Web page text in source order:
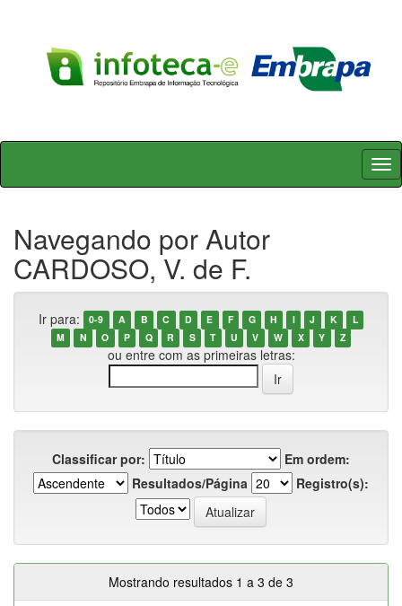
Skip
Navegando por Autor
CARDOSO, V. de F.
Ir para: 0-9 A B C D E F G H I J K
L
M
N O P Q R S T U V W X Y Z
ou entre com as primeiras letras:
Classificar por:
Em ordem:
Resultados/Página
Registro(s):
Mostrando resultados 1 a 3 de 3